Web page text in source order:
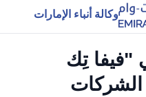
وكالة أنباء الإمارات
"فيفا تِك
الشركات